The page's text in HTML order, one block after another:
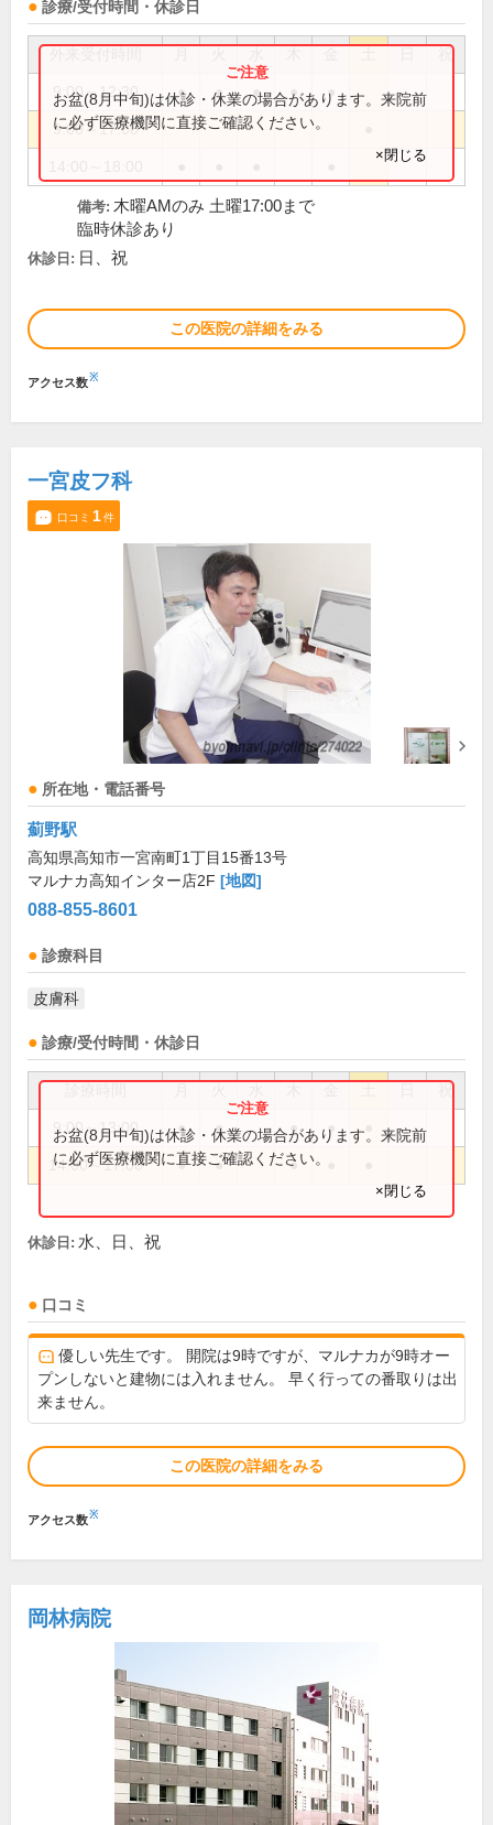
診療/受付時間・休診日
祝
9:00～12:30 ● ● ● ● ●
9:00～17:00
お盆(8月中旬)は休診・休業の場合があります。来院前
に必ず医療機関に直接ご確認ください。
×閉じる
備考: 木曜AMのみ 土曜17:00まで
臨時休診あり
休診日: 日、祝
この医院の詳細をみる
アクセス数※
一宮皮フ科
口コミ 1件
所在地・電話番号
薊野駅
高知県高知市一宮南町1丁目15番13号
マルナカ高知インター店2F [地図]
088-855-8601
診療科目
皮膚科
診療/受付時間・休診日
祝
9:00～13:00 ● ● ● ●
14:00～17:00 ● ● ●
お盆(8月中旬)は休診・休業の場合があります。来院前
に必ず医療機関に直接ご確認ください。
×閉じる
休診日: 水、日、祝
口コミ
優しい先生です。 開院は9時ですが、マルナカが9時オー
プンしないと建物には入れません。 早く行っての番取りは出
来ません。
この医院の詳細をみる
アクセス数※
岡林病院